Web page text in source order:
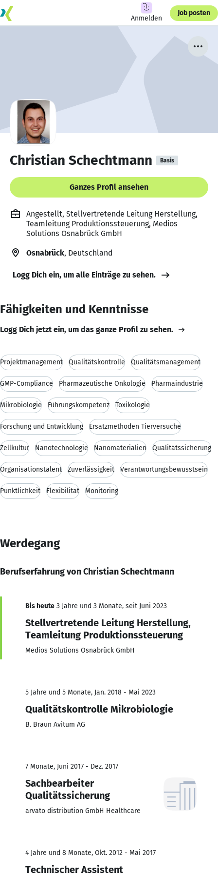
Anmelden
Job posten
Christian Schechtmann Basis
Ganzes Profil ansehen
Angestellt, Stellvertretende Leitung Herstellung,
Teamleitung Produktionssteuerung, Medios
Solutions Osnabrück GmbH
Osnabrück, Deutschland
Logg Dich ein, um alle Einträge zu sehen.
Fähigkeiten und Kenntnisse
Logg Dich jetzt ein, um das ganze Profil zu sehen.
Projektmanagement Qualitätskontrolle Qualitätsmanagement
GMP-Compliance Pharmazeutische Onkologie Pharmaindustrie
Mikrobiologie Führungskompetenz Toxikologie
Forschung und Entwicklung Ersatzmethoden Tierversuche
Zellkultur Nanotechnologie Nanomaterialien Qualitätssicherung
Organisationstalent Zuverlässigkeit Verantwortungsbewusstsein
Pünktlichkeit Flexibilität Monitoring
Werdegang
Berufserfahrung von Christian Schechtmann
Bis heute 3 Jahre und 3 Monate, seit Juni 2023
Stellvertretende Leitung Herstellung,
Teamleitung Produktionssteuerung
Medios Solutions Osnabrück GmbH
5 Jahre und 5 Monate, Jan. 2018 - Mai 2023
Qualitätskontrolle Mikrobiologie
B. Braun Avitum AG
7 Monate, Juni 2017 - Dez. 2017
Sachbearbeiter
Qualitätssicherung
arvato distribution GmbH Healthcare
4 Jahre und 8 Monate, Okt. 2012 - Mai 2017
Technischer Assistent